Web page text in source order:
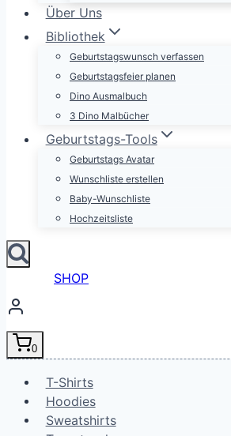
Über Uns
Bibliothek
Geburtstagswunsch verfassen
Geburtstagsfeier planen
Dino Ausmalbuch
3 Dino Malbücher
Geburtstags-Tools
Geburtstags Avatar
Wunschliste erstellen
Baby-Wunschliste
Hochzeitsliste
SHOP
0
T-Shirts
Hoodies
Sweatshirts